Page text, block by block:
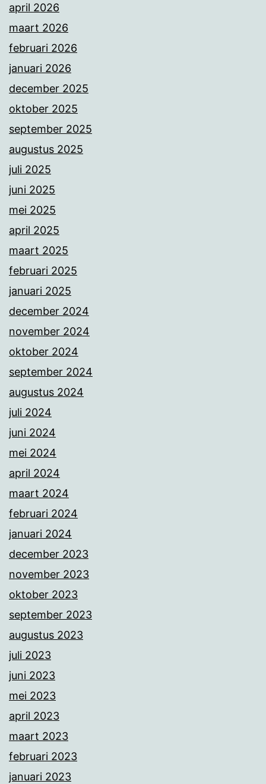
april 2026
maart 2026
februari 2026
januari 2026
december 2025
oktober 2025
september 2025
augustus 2025
juli 2025
juni 2025
mei 2025
april 2025
maart 2025
februari 2025
januari 2025
december 2024
november 2024
oktober 2024
september 2024
augustus 2024
juli 2024
juni 2024
mei 2024
april 2024
maart 2024
februari 2024
januari 2024
december 2023
november 2023
oktober 2023
september 2023
augustus 2023
juli 2023
juni 2023
mei 2023
april 2023
maart 2023
februari 2023
januari 2023